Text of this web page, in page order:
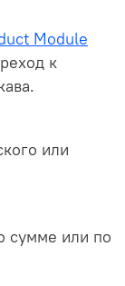
к
или
сумме или по